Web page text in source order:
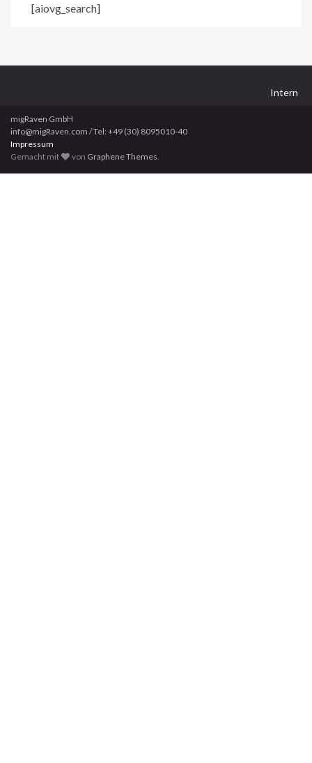
[aiovg_search]
Intern
migRaven GmbH
info@migRaven.com / Tel: +49 (30) 8095010-40
Impressum
Gemacht mit
von Graphene Themes